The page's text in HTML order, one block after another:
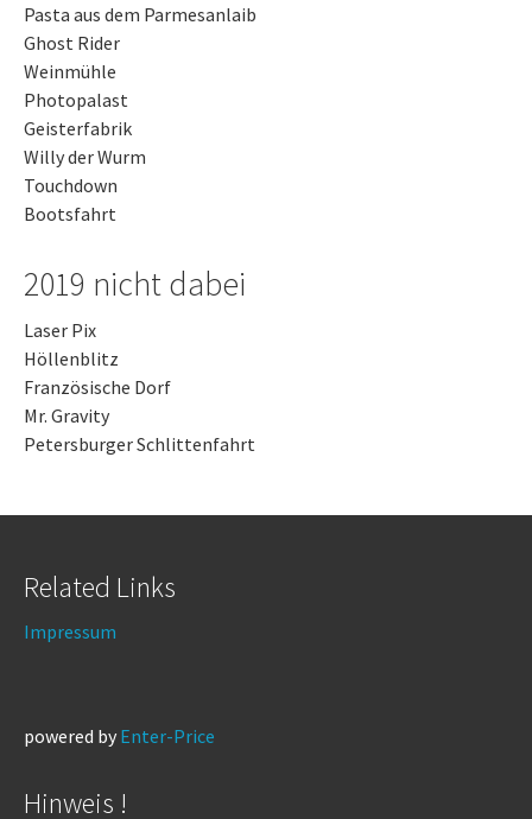
Pasta aus dem Parmesanlaib
Ghost Rider
Weinmühle
Photopalast
Geisterfabrik
Willy der Wurm
Touchdown
Bootsfahrt
2019 nicht dabei
Laser Pix
Höllenblitz
Französische Dorf
Mr. Gravity
Petersburger Schlittenfahrt
Related Links
Impressum
powered by Enter-Price
Hinweis !